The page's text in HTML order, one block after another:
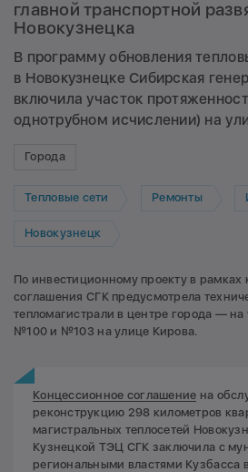
главной транспортной
Новокузнецка
В программу обновления
в Новокузнецке Сибирская
включила участок
однотрубном исчислении) на
Города
Тепловые сети Ремонты
Новокузнецк
По инвестиционному проекту в рамках
соглашения СГК предусмотрела
тепломагистрали в центре города —
№100 и №103 на улице Кирова.
Концессионное соглашение на
реконструкцию 298 километров
магистральных теплосетей
Кузнецкой ТЭЦ СГК заключила с
региональными властями Кузбасса